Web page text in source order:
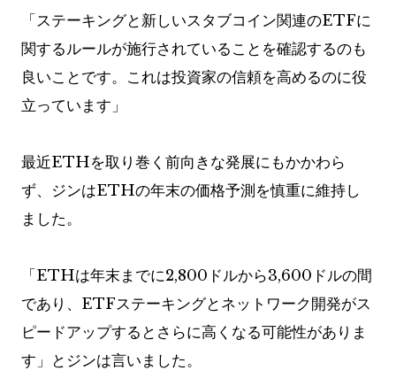
「ステーキングと新しいスタブコイン関連のETFに
関するルールが施行されていることを確認するのも
良いことです。これは投資家の信頼を高めるのに役
立っています」
最近ETHを取り巻く前向きな発展にもかかわら
ず、ジンはETHの年末の価格予測を慎重に維持し
ました。
「ETHは年末までに2,800ドルから3,600ドルの間
であり、ETFステーキングとネットワーク開発がス
ピードアップするとさらに高くなる可能性がありま
す」とジンは言いました。